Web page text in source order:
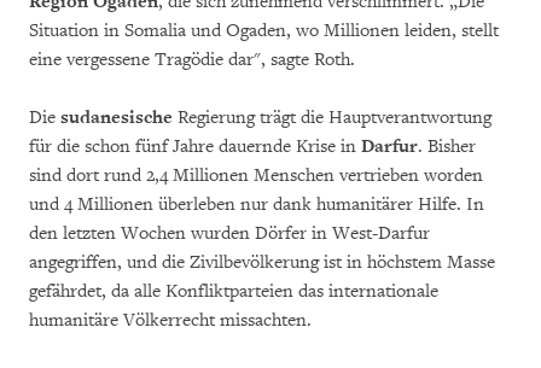
Situation in Somalia und Ogaden, wo Millionen leiden, stellt
eine vergessene Tragödie dar", sagte Roth.
Die sudanesische Regierung trägt die Hauptverantwortung
für die schon fünf Jahre dauernde Krise in Darfur. Bisher
sind dort rund 2,4 Millionen Menschen vertrieben worden
und 4 Millionen überleben nur dank humanitärer Hilfe. In
den letzten Wochen wurden Dörfer in West-Darfur
angegriffen, und die Zivilbevölkerung ist in höchstem Masse
gefährdet, da alle Konfliktparteien das internationale
humanitäre Völkerrecht missachten.